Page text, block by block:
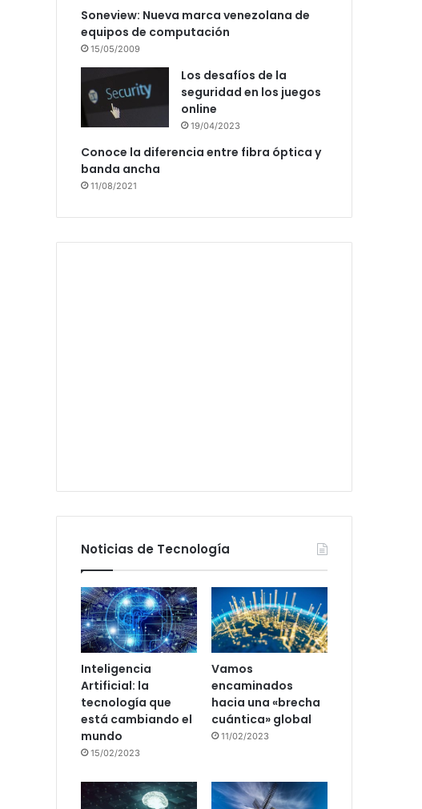
Soneview: Nueva marca venezolana de
equipos de computación
15/05/2009
Los desafíos de la
seguridad en los juegos
online
19/04/2023
Conoce la diferencia entre fibra óptica y
banda ancha
11/08/2021
Noticias de Tecnología
Inteligencia
Artificial: la
tecnología que
está cambiando el
mundo
15/02/2023
Vamos
encaminados
hacia una «brecha
cuántica» global
11/02/2023